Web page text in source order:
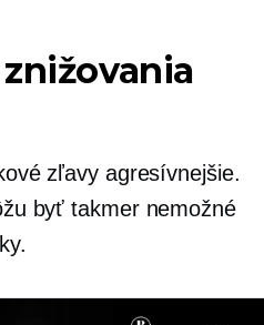
zľavy agresívnejšie.
byťtakmer nemožné